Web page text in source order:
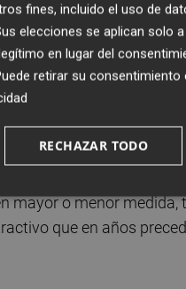
también tras el primer
el Barça B y que acabó
el curso.
últimos años en
A. En función de los
El Collao y se miden en
mayor o menor medida,
que en años
fines, incluido el uso de
elecciones se aplican solo
en lugar del
retirar su
RECHAZAR TODO